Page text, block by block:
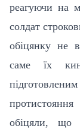
реагуючи на
солдат
обіцянку не
саме їх
обіцяли, що